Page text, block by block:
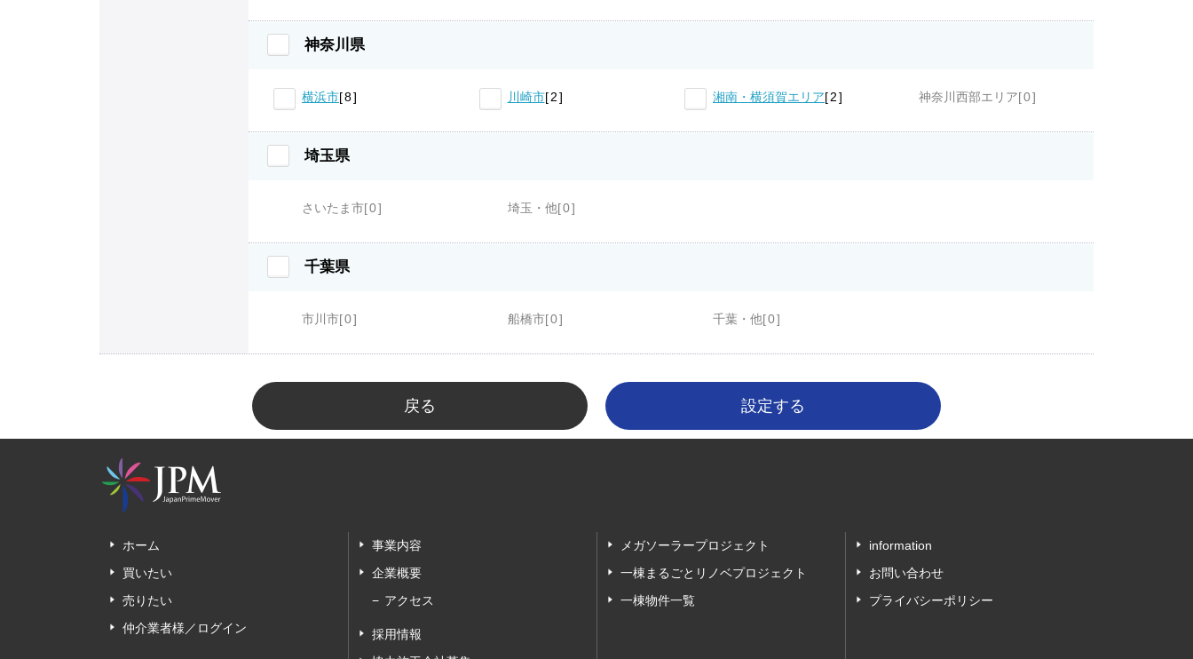
神奈川県
横浜市 8 川崎市 2 湘南・横須賀エリア 2 神奈川西部エリア 0
埼玉県
さいたま市 0 埼玉・他 0
千葉県
市川市 0 船橋市 0 千葉・他 0
戻る
ホーム
買いたい
売りたい
仲介業者様／ログイン
事業内容
企業概要
アクセス
採用情報
メガソーラープロジェクト
一棟まるごとリノベプロジェクト
一棟物件一覧
information
お問い合わせ
プライバシーポリシー